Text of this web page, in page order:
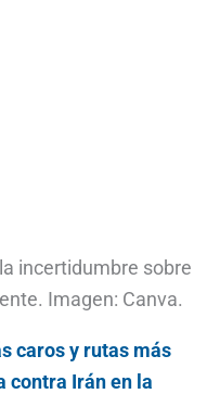
incertidumbre sobre
Imagen: Canva.
caros y rutas más
contra Irán en la